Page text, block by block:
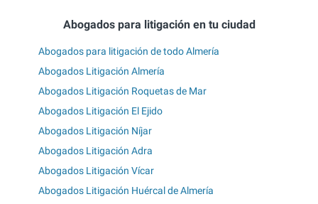
Abogados para litigación en tu ciudad
Abogados para litigación de todo Almería
Abogados Litigación Almería
Abogados Litigación Roquetas de Mar
Abogados Litigación El Ejido
Abogados Litigación Níjar
Abogados Litigación Adra
Abogados Litigación Vícar
Abogados Litigación Huércal de Almería